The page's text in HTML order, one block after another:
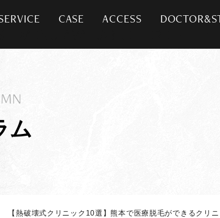
CASE ACCESS
ム
【熱破壊式クリニック10選】熊本で医療脱毛ができるクリ